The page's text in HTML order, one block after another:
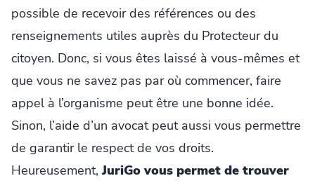
possible de recevoir des références ou des
renseignements utiles auprès du Protecteur du
citoyen. Donc, si vous êtes laissé à vous-mêmes et
que vous ne savez pas par où commencer, faire
appel à l’organisme peut être une bonne idée.
Sinon, l’aide d’un avocat peut aussi vous permettre
de garantir le respect de vos droits.
Heureusement, JuriGo vous permet de trouver